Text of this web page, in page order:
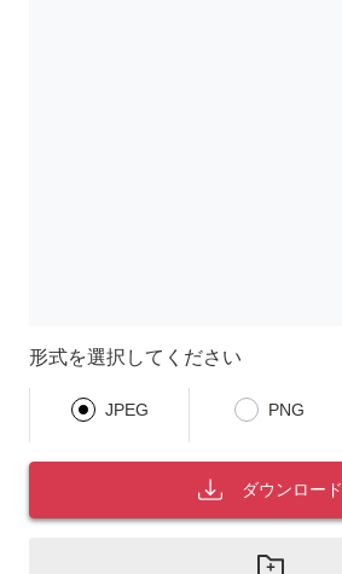
形式を選択してください
JPEG PNG
ダウンロード